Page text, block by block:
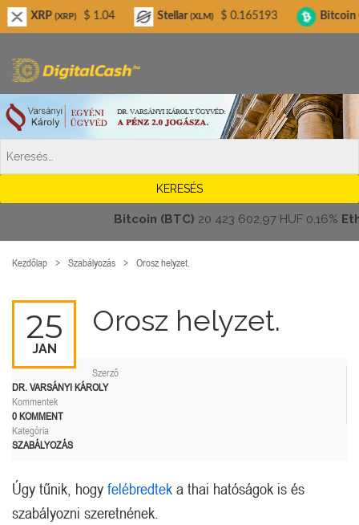
Bitcoin (BTC)20 423 602,97 HUF0,16%
Kezdőlap Szabályozás Orosz helyzet.
25
JAN
Orosz helyzet.
Szerző
DR. VARSÁNYI KÁROLY
Kommentek
0 KOMMENT
Kategória
SZABÁLYOZÁS
Úgy tűnik, hogy felébredtek a thai hatóságok is és
szabályozni szeretnének.
(XRP) $ 1.04 Stellar(XLM) $ 0.165193 Bitcoin Cash(BCH)
Digitalcash.hu